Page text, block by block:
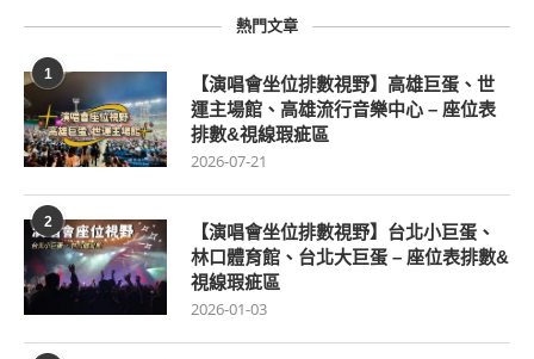
熱門文章
1
【演唱會坐位排數視野】高雄巨蛋、世
運主場館、高雄流行音樂中心 – 座位表
排數&視線瑕疵區
2026-07-21
2
【演唱會坐位排數視野】台北小巨蛋、
林口體育館、台北大巨蛋 – 座位表排數&
視線瑕疵區
2026-01-03